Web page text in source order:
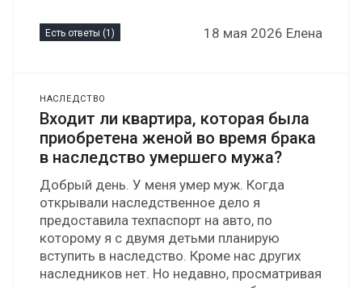
Есть ответы (1) 18 мая 2026 Елена
НАСЛЕДСТВО
Входит ли квартира, которая была
приобретена женой во время брака
в наследство умершего мужа?
Добрый день. У меня умер муж. Когда
открывали наследственное дело я
предоставила техпаспорт на авто, по
которому я с двумя детьми планирую
вступить в наследство. Кроме нас других
наследников нет. Но недавно, просматривая